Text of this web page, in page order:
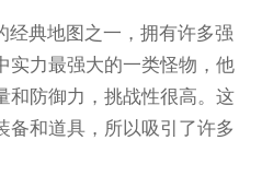
经典地图之一，拥有许多强
实力最强大的一类怪物，他
和防御力，挑战性很高。这
备和道具，所以吸引了许多